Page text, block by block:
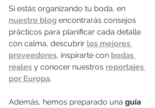
Si estás organizando tu boda, en
nuestro blog encontrarás consejos
prácticos para planificar cada detalle
con calma, descubrir los mejores
proveedores, inspirarte con bodas
reales y conocer nuestros reportajes
por Europa.
Además, hemos preparado una guía